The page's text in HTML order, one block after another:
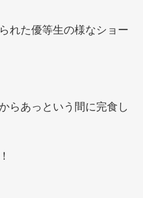
れた優等生の様なショー
らあっという間に完食し